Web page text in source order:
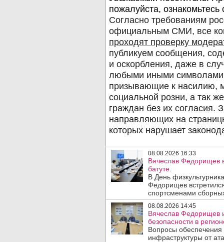
08.08.2026 16:33
Вячеслав Федорищев
батуте.
В День
Федорищев
спортсменами
08.08.2026 14:45
Вячеслав Федорищев
безопасности в
Вопросы обеспечения
инфраструктуры от